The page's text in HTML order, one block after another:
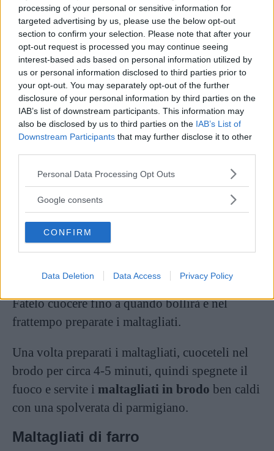
processing of your personal or sensitive information for
targeted advertising by us, please use the below opt-out
section to confirm your selection. Please note that after your
opt-out request is processed you may continue seeing
interest-based ads based on personal information utilized by
us or personal information disclosed to third parties prior to
your opt-out. You may separately opt-out of the further
disclosure of your personal information by third parties on the
IAB’s list of downstream participants. This information may
also be disclosed by us to third parties on the IAB’s List of
Downstream Participants that may further disclose it to other
Please note that this website/app uses one or more Google
not limited to your visit or usage behaviour. You may click to
use your data for below specified purposes in below Google
consent section.
Personal Data Processing Opt Outs
Google consents
CONFIRM
Data Deletion Data Access Privacy Policy
Imaltagliati senza uova si preparano
disponendo la farina a fontana su una spianatoia
di legno e unendo dell’acqua tiepida e del sale
al centro. Impastate il tutto fino ad ottenere un
impasto liscio, omogeneo ed elastico.
Lasciatelo riposare per circa 30 minuti, quindi
stendetelo e ricavate i maltagliati. Fate asciugare
la pasta, quindi cuocetela in acqua bollente
salata e conditela a piacimento.
Maltagliati in brodo
maltagliati in brododi preparano partendo
una pentola di inseriscono le verdure ben pulite.
Fatelo cuocere fino a quando bollirà e nel
frattempo preparate i maltagliati.
Una volta preparati i maltagliati, cuoceteli nel
brodo per circa 4-5 minuti, quindi spegnete il
fuoco e servite i maltagliati in brodo ben caldi
con una spolverata di parmigiano.
Maltagliati di farro